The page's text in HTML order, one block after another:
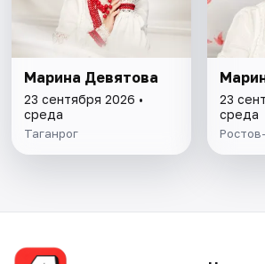
Марина Девятова
23 сентября 2026 •
среда
Таганрог
23
среда